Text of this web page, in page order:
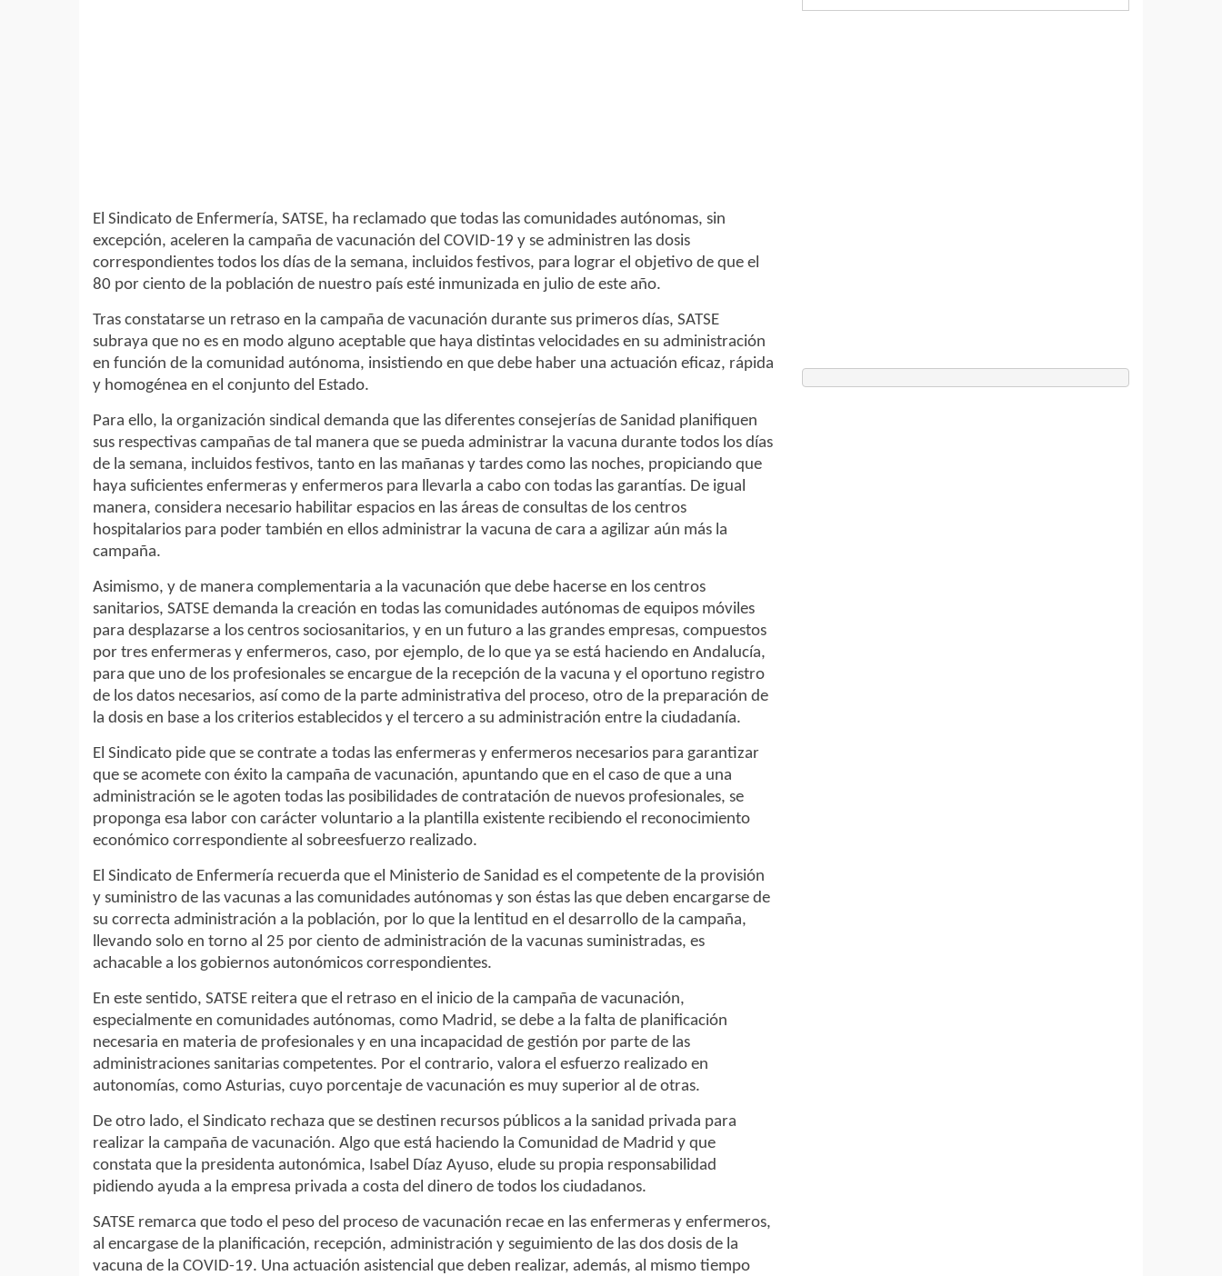
El Sindicato de Enfermería, SATSE, ha reclamado que todas las comunidades autónomas, sin
excepción, aceleren la campaña de vacunación del COVID-19 y se administren las dosis
correspondientes todos los días de la semana, incluidos festivos, para lograr el objetivo de que el
80 por ciento de la población de nuestro país esté inmunizada en julio de este año.
Tras constatarse un retraso en la campaña de vacunación durante sus primeros días, SATSE
subraya que no es en modo alguno aceptable que haya distintas velocidades en su administración
en función de la comunidad autónoma, insistiendo en que debe haber una actuación eficaz, rápida
y homogénea en el conjunto del Estado.
Para ello, la organización sindical demanda que las diferentes consejerías de Sanidad planifiquen
sus respectivas campañas de tal manera que se pueda administrar la vacuna durante todos los días
de la semana, incluidos festivos, tanto en las mañanas y tardes como las noches, propiciando que
haya suficientes enfermeras y enfermeros para llevarla a cabo con todas las garantías. De igual
manera, considera necesario habilitar espacios en las áreas de consultas de los centros
hospitalarios para poder también en ellos administrar la vacuna de cara a agilizar aún más la
campaña.
Asimismo, y de manera complementaria a la vacunación que debe hacerse en los centros
sanitarios, SATSE demanda la creación en todas las comunidades autónomas de equipos móviles
para desplazarse a los centros sociosanitarios, y en un futuro a las grandes empresas, compuestos
por tres enfermeras y enfermeros, caso, por ejemplo, de lo que ya se está haciendo en Andalucía,
para que uno de los profesionales se encargue de la recepción de la vacuna y el oportuno registro
de los datos necesarios, así como de la parte administrativa del proceso, otro de la preparación de
la dosis en base a los criterios establecidos y el tercero a su administración entre la ciudadanía.
El Sindicato pide que se contrate a todas las enfermeras y enfermeros necesarios para garantizar
que se acomete con éxito la campaña de vacunación, apuntando que en el caso de que a una
administración se le agoten todas las posibilidades de contratación de nuevos profesionales, se
proponga esa labor con carácter voluntario a la plantilla existente recibiendo el reconocimiento
económico correspondiente al sobreesfuerzo realizado.
El Sindicato de Enfermería recuerda que el Ministerio de Sanidad es el competente de la provisión
y suministro de las vacunas a las comunidades autónomas y son éstas las que deben encargarse de
su correcta administración a la población, por lo que la lentitud en el desarrollo de la campaña,
llevando solo en torno al 25 por ciento de administración de la vacunas suministradas, es
achacable a los gobiernos autonómicos correspondientes.
En este sentido, SATSE reitera que el retraso en el inicio de la campaña de vacunación,
especialmente en comunidades autónomas, como Madrid, se debe a la falta de planificación
necesaria en materia de profesionales y en una incapacidad de gestión por parte de las
administraciones sanitarias competentes. Por el contrario, valora el esfuerzo realizado en
autonomías, como Asturias, cuyo porcentaje de vacunación es muy superior al de otras.
De otro lado, el Sindicato rechaza que se destinen recursos públicos a la sanidad privada para
realizar la campaña de vacunación. Algo que está haciendo la Comunidad de Madrid y que
constata que la presidenta autonómica, Isabel Díaz Ayuso, elude su propia responsabilidad
pidiendo ayuda a la empresa privada a costa del dinero de todos los ciudadanos.
SATSE remarca que todo el peso del proceso de vacunación recae en las enfermeras y enfermeros,
al encargase de la planificación, recepción, administración y seguimiento de las dos dosis de la
vacuna de la COVID-19. Una actuación asistencial que deben realizar, además, al mismo tiempo